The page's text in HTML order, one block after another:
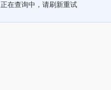
正在查询中，请刷新重试